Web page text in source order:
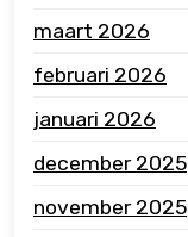
maart 2026
februari 2026
januari 2026
december 2025
november 2025